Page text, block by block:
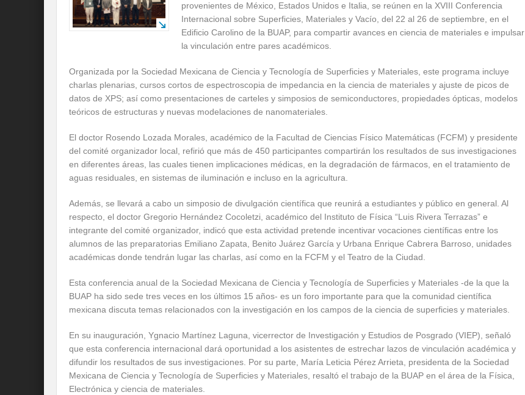
provenientes de México, Estados Unidos e Italia, se reúnen en la XVIII Conferencia
Internacional sobre Superficies, Materiales y Vacío, del 22 al 26 de septiembre, en el
Edificio Carolino de la BUAP, para compartir avances en ciencia de materiales e impulsar
la vinculación entre pares académicos.
Organizada por la Sociedad Mexicana de Ciencia y Tecnología de Superficies y Materiales, este programa incluye
charlas plenarias, cursos cortos de espectroscopia de impedancia en la ciencia de materiales y ajuste de picos de
datos de XPS; así como presentaciones de carteles y simposios de semiconductores, propiedades ópticas, modelos
teóricos de estructuras y nuevas modelaciones de nanomateriales.
El doctor Rosendo Lozada Morales, académico de la Facultad de Ciencias Físico Matemáticas (FCFM) y presidente
del comité organizador local, refirió que más de 450 participantes compartirán los resultados de sus investigaciones
en diferentes áreas, las cuales tienen implicaciones médicas, en la degradación de fármacos, en el tratamiento de
aguas residuales, en sistemas de iluminación e incluso en la agricultura.
Además, se llevará a cabo un simposio de divulgación científica que reunirá a estudiantes y público en general. Al
respecto, el doctor Gregorio Hernández Cocoletzi, académico del Instituto de Física “Luis Rivera Terrazas” e
integrante del comité organizador, indicó que esta actividad pretende incentivar vocaciones científicas entre los
alumnos de las preparatorias Emiliano Zapata, Benito Juárez García y Urbana Enrique Cabrera Barroso, unidades
académicas donde tendrán lugar las charlas, así como en la FCFM y el Teatro de la Ciudad.
Esta conferencia anual de la Sociedad Mexicana de Ciencia y Tecnología de Superficies y Materiales -de la que la
BUAP ha sido sede tres veces en los últimos 15 años- es un foro importante para que la comunidad científica
mexicana discuta temas relacionados con la investigación en los campos de la ciencia de superficies y materiales.
En su inauguración, Ygnacio Martínez Laguna, vicerrector de Investigación y Estudios de Posgrado (VIEP), señaló
que esta conferencia internacional dará oportunidad a los asistentes de estrechar lazos de vinculación académica y
difundir los resultados de sus investigaciones. Por su parte, María Leticia Pérez Arrieta, presidenta de la Sociedad
Mexicana de Ciencia y Tecnología de Superficies y Materiales, resaltó el trabajo de la BUAP en el área de la Física,
Electrónica y ciencia de materiales.